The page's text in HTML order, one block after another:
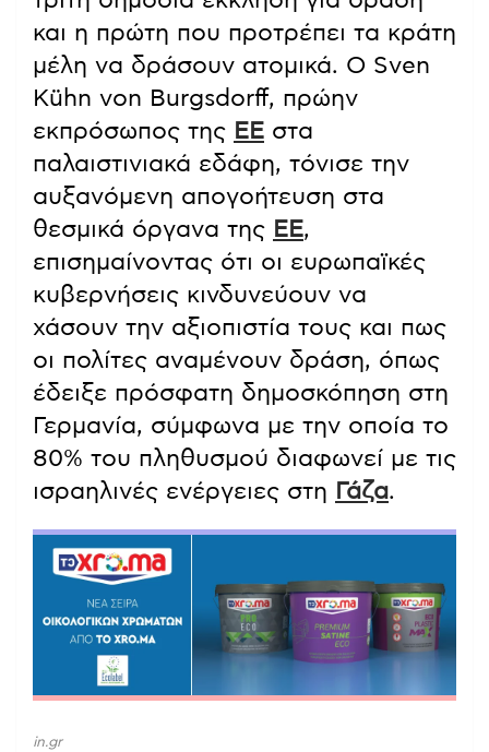
και η πρώτη που προτρέπει τα κράτη
μέλη να δράσουν ατομικά. Ο Sven
Kühn von Burgsdorff, πρώην
εκπρόσωπος της ΕΕ στα
παλαιστινιακά εδάφη, τόνισε την
αυξανόμενη απογοήτευση στα
θεσμικά όργανα της ΕΕ,
επισημαίνοντας ότι οι ευρωπαϊκές
κυβερνήσεις κινδυνεύουν να
χάσουν την αξιοπιστία τους και πως
οι πολίτες αναμένουν δράση, όπως
έδειξε πρόσφατη δημοσκόπηση στη
Γερμανία, σύμφωνα με την οποία το
80% του πληθυσμού διαφωνεί με τις
ισραηλινές ενέργειες στη Γάζα.
in.gr